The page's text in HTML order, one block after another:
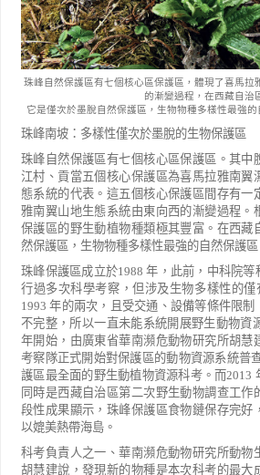
珠峰自然保護區有七個核心區保護區，體現了喜馬拉
的漸變過程，在西藏自治
它是僅次於墨脫自然保護區，生物物種多樣性最強
珠峰南坡：多樣性僅次於墨脫的生物保護區
珠峰自然保護區有七個核心區保護區。其中
江村、貢當五個核心保護區為喜馬拉雅南翼
態系統的代表。這五個核心保護區間存有一
雅南翼山地生態系統由東向西的漸變過程。
保護區的野生動植物種類極其豐富。在西藏
然保護區，生物物種多樣性最強的自然保護區
珠峰保護區成立於1988年，此前，中科院等
行過多次科學考察，但涉及生物多樣性的僅
1993年的兩次，且受交通、設備等條件限制
不完整， 所以一直未能系統開展野生動物資
年開始，由廣東省華南瀕危動物研究所胡慧
考察隊正式開始對保護區的動物資源系統普
護區最全面的野生動植物資源科考。而2013
同時是西藏自治區第二次野生動物調查工作
段性成果顯示，珠峰保護區食物鏈保存完好
以媲美熱帶海島。
科考負責人之一、華南瀕危動物研究所動物
胡慧建說，發現新的物種是本次科考的最大